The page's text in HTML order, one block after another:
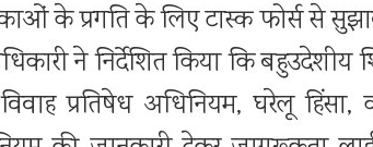
के प्रगति के लिए टास्क फोर्स से
ने निर्देशित किया कि बहुउदेशीय
प्रतिषेध अधिनियम, घरेलू हिंसा,